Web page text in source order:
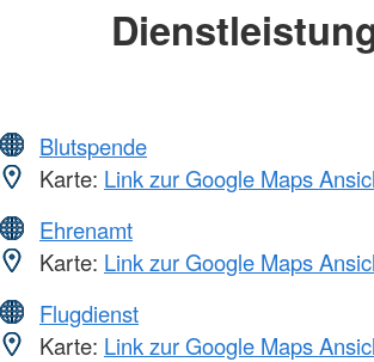
Blutspende
Karte: Link zur Google Maps
Ehrenamt
Karte: Link zur Google Maps
Flugdienst
Karte: Link zur Google Maps